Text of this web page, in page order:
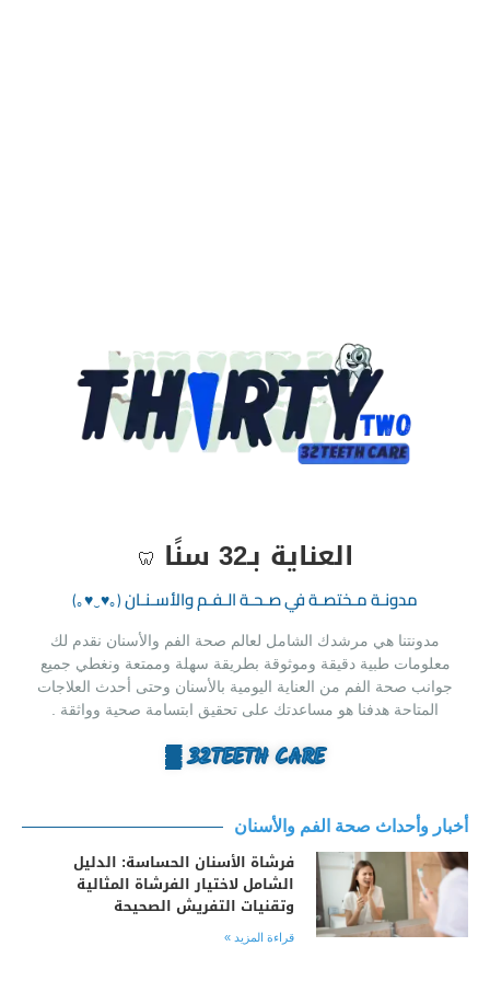
العناية بـ32 سنًا 🦷
مدونـة مـختصـة في صـحـة الـفـم والأسـنـان‏(｡♥‿♥｡)
مدونتنا هي مرشدك الشامل لعالم صحة الفم والأسنان نقدم لك
معلومات طبية دقيقة وموثوقة بطريقة سهلة وممتعة ونغطي جميع
جوانب صحة الفم من العناية اليومية بالأسنان وحتى أحدث العلاجات
المتاحة هدفنا هو مساعدتك على تحقيق ابتسامة صحية وواثقة .
32TEETH CARE ▒
أخبار وأحداث صحة الفم والأسنان
فرشاة الأسنان الحساسة: الدليل
الشامل لاختيار الفرشاة المثالية
وتقنيات التفريش الصحيحة
قراءة المزيد »